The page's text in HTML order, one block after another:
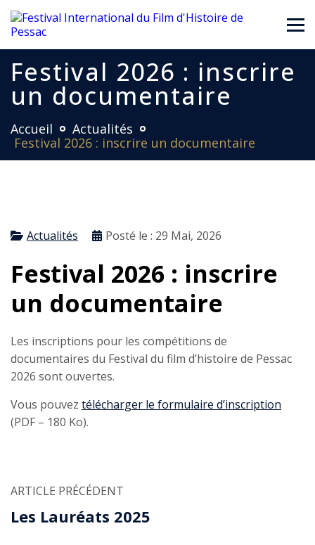
Festival 2026 : inscrire
un documentaire
Accueil
Actualités
Festival 2026 : inscrire un documentaire
Actualités Posté le : 29 Mai, 2026
Festival 2026 : inscrire
un documentaire
Les inscriptions pour les compétitions de
documentaires du Festival du film d’histoire de Pessac
2026 sont ouvertes.
Vous pouvez télécharger le formulaire d’inscription
(PDF – 180 Ko).
ARTICLE PRÉCÉDENT
Les Lauréats 2025